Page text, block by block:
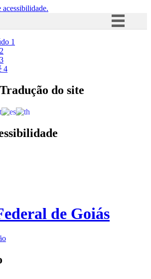
Acesso à informação
1
2
3
4
do site
de Goiás